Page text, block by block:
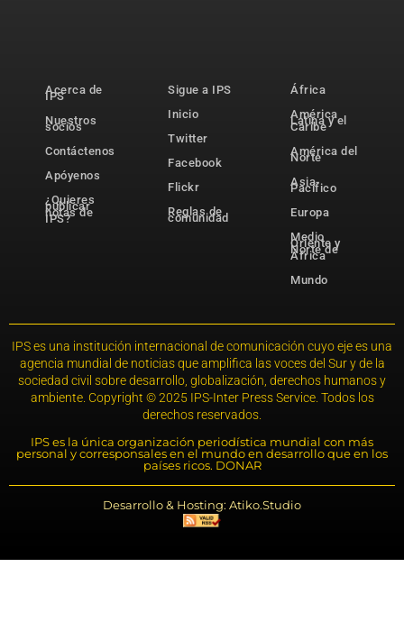
Acerca de
IPS
Nuestros
socios
Contáctenos
Apóyenos
¿Quieres
publicar
notas de
IPS?
Sigue a IPS
Inicio
Twitter
Facebook
Flickr
Reglas de
comunidad
África
América
Latina y el
Caribe
América del
Norte
Asia-
Pacífico
Europa
Medio
Oriente y
Norte de
África
Mundo
IPS es una institución internacional de comunicación cuyo eje es una
agencia mundial de noticias que amplifica las voces del Sur y de la
sociedad civil sobre desarrollo, globalización, derechos humanos y
ambiente. Copyright © 2025 IPS-Inter Press Service. Todos los
derechos reservados.
IPS es la única organización periodística mundial con más
personal y corresponsales en el mundo en desarrollo que en los
países ricos. DONAR
Desarrollo & Hosting: Atiko.Studio